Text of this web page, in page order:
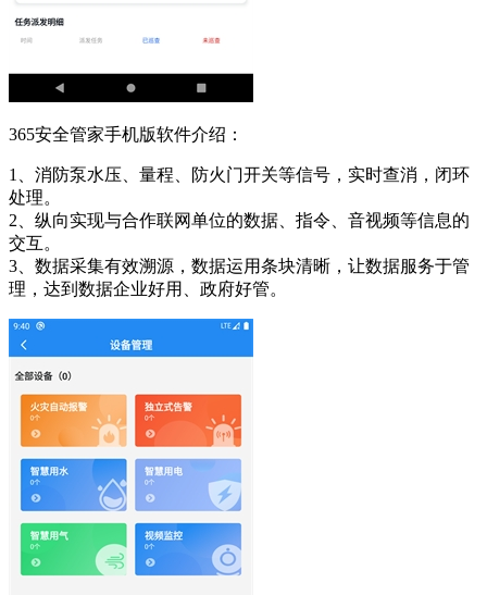
365安全管家手机版软件介绍：
1、消防泵水压、量程、防火门开关等信号，实时查消，闭环
处理。
2、纵向实现与合作联网单位的数据、指令、音视频等信息的
交互。
3、数据采集有效溯源，数据运用条块清晰，让数据服务于管
理，达到数据企业好用、政府好管。